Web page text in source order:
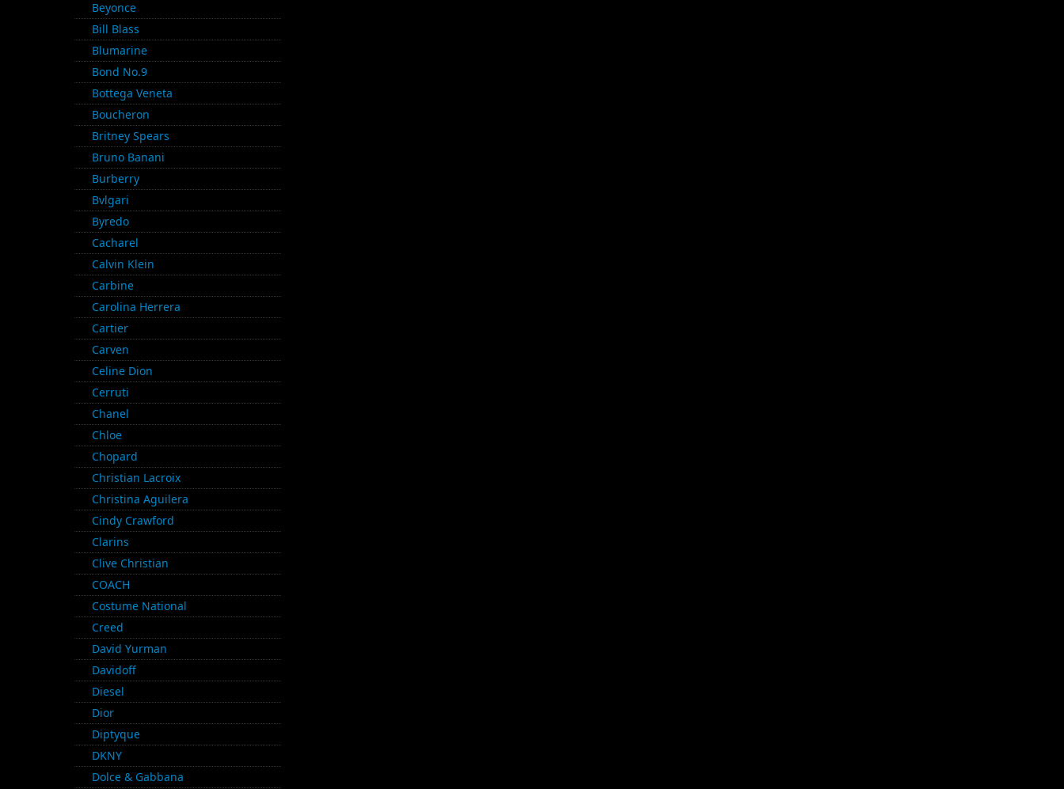
Beyonce
Bill Blass
Blumarine
Bond No.9
Bottega Veneta
Boucheron
Britney Spears
Bruno Banani
Burberry
Bvlgari
Byredo
Cacharel
Calvin Klein
Carbine
Carolina Herrera
Cartier
Carven
Celine Dion
Cerruti
Chanel
Chloe
Chopard
Christian Lacroix
Christina Aguilera
Cindy Crawford
Clarins
Clive Christian
COACH
Costume National
Creed
David Yurman
Davidoff
Diesel
Dior
Diptyque
DKNY
Dolce & Gabbana